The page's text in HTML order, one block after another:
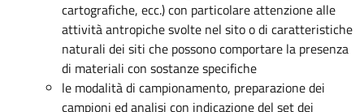
cartografiche, ecc.) con particolare attenzione alle
attività antropiche svolte nel sito o di caratteristiche
naturali dei siti che possono comportare la presenza
di materiali con sostanze specifiche
le modalità di campionamento, preparazione dei
campioni ed analisi con indicazione del set dei